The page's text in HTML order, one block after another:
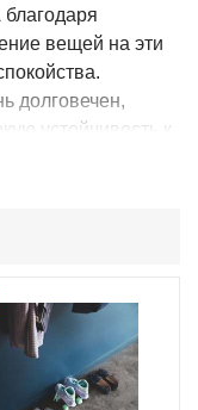
вещей на эти
долговечен,
устойчивость к
устанавливается
декоры из этой
подходит
даже на
кафельный пол.